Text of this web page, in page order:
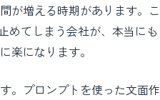
が増える時期があります。こ
めてしまう会社が、本当にも
楽になります。
。プロンプトを使った文面作